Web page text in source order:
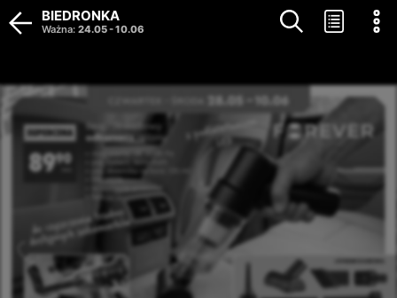
BIEDRONKA
Ważna: 24.05-10.06